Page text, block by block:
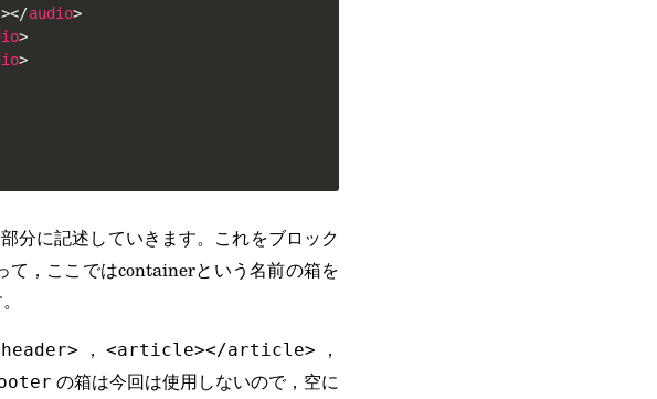
></audio>
>
>
分に記述していきます。これをブロック
て，ここではcontainerという名前の箱を
， <article></article> ，
の箱は今回は使用しないので，空に